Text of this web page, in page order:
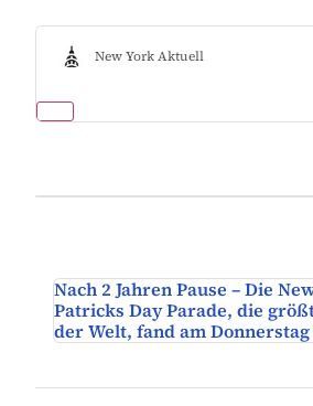
New York Aktuell
Nach 2 Jahren Pause – Die
Patricks Day Parade, die
der Welt, fand am